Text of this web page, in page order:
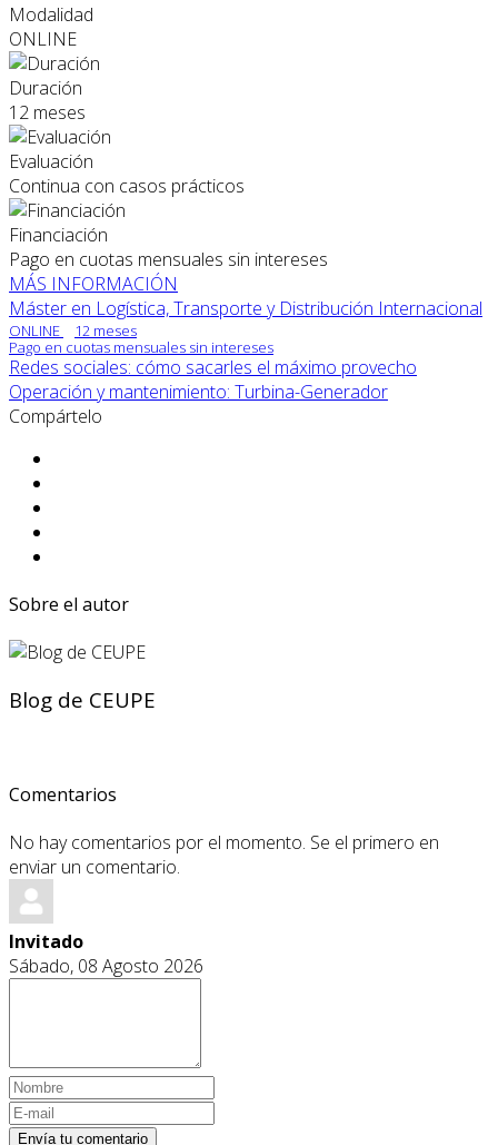
Modalidad
ONLINE
Duración
12 meses
Evaluación
Continua con casos prácticos
Financiación
Pago en cuotas mensuales sin intereses
MÁS INFORMACIÓN
Máster en Logística, Transporte y Distribución Internacional
ONLINE
12 meses
Pago en cuotas mensuales sin intereses
Redes sociales: cómo sacarles el máximo provecho
Operación y mantenimiento: Turbina-Generador
Compártelo
Sobre el autor
Blog de CEUPE
Comentarios
No hay comentarios por el momento. Se el primero en
enviar un comentario.
Invitado
Sábado, 08 Agosto 2026
Envía tu comentario